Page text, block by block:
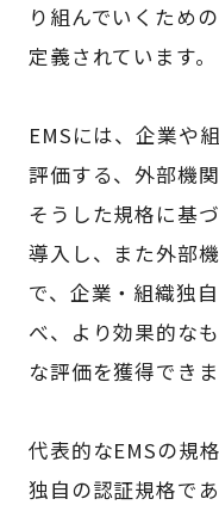
り組んでいくため
定義されています。
EMSには、企業や
評価する、外部機
そうした規格に基
導入し、また外部
で、企業・組織独
べ、より効果的な
な評価を獲得できま
代表的なEMSの規
独自の認証規格で